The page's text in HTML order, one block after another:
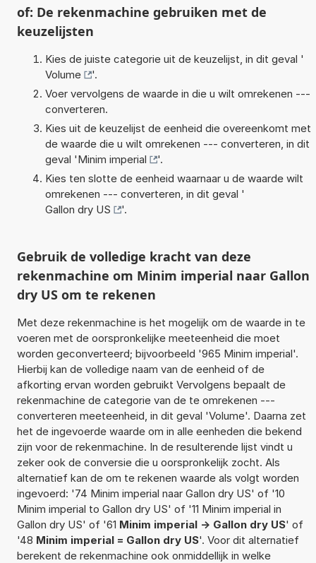
of: De rekenmachine gebruiken met de
keuzelijsten
Kies de juiste categorie uit de keuzelijst, in dit geval '
Volume
'.
Voer vervolgens de waarde in die u wilt omrekenen ---
converteren.
Kies uit de keuzelijst de eenheid die overeenkomt met
de waarde die u wilt omrekenen --- converteren, in dit
geval 'Minim imperial
'.
Kies ten slotte de eenheid waarnaar u de waarde wilt
omrekenen --- converteren, in dit geval '
Gallon dry US
'.
Gebruik de volledige kracht van deze
rekenmachine om Minim imperial naar Gallon
dry US om te rekenen
Met deze rekenmachine is het mogelijk om de waarde in te
voeren met de oorspronkelijke meeteenheid die moet
worden geconverteerd; bijvoorbeeld '965 Minim imperial'.
Hierbij kan de volledige naam van de eenheid of de
afkorting ervan worden gebruikt Vervolgens bepaalt de
rekenmachine de categorie van de te omrekenen ---
converteren meeteenheid, in dit geval 'Volume'. Daarna zet
het de ingevoerde waarde om in alle eenheden die bekend
zijn voor de rekenmachine. In de resulterende lijst vindt u
zeker ook de conversie die u oorspronkelijk zocht. Als
alternatief kan de om te rekenen waarde als volgt worden
ingevoerd: '74 Minim imperial naar Gallon dry US' of '10
Minim imperial to Gallon dry US' of '11 Minim imperial in
Gallon dry US' of '61 Minim imperial -> Gallon dry US' of
'48 Minim imperial = Gallon dry US'. Voor dit alternatief
berekent de rekenmachine ook onmiddellijk in welke